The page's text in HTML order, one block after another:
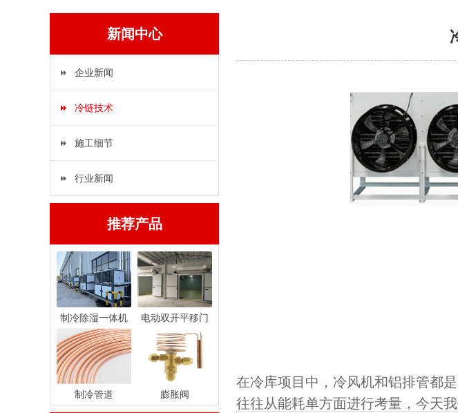
新闻中心
企业新闻
冷链技术
施工细节
行业新闻
推荐产品
制冷除湿一体机 电动双开平移门
制冷管道 膨胀阀
在冷库项目中，冷风机和铝排管都
往往从能耗单方面进行考量，今天